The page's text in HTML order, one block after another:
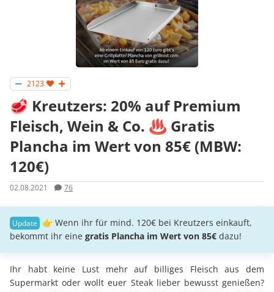
2123
🥩 Kreutzers: 20% auf Premium
Fleisch, Wein & Co. ♨️ Gratis
Plancha im Wert von 85€ (MBW:
120€)
02.08.2021 76
👉 Wenn ihr für mind. 120€ bei Kreutzers einkauft,
bekommt ihr eine gratis Plancha im Wert von 85€ dazu!
Ihr habt keine Lust mehr auf billiges Fleisch aus dem
Supermarkt oder wollt euer Steak lieber bewusst genießen?